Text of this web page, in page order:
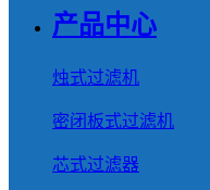
产品中心
烛式过滤机
密闭板式过滤机
芯式过滤器